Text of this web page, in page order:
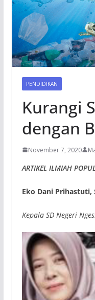
PENDIDIKAN
Kurangi
dengan
November 7, 2020
ARTIKEL ILMIAH
Eko Dani Prihastuti,
Kepala SD Negeri